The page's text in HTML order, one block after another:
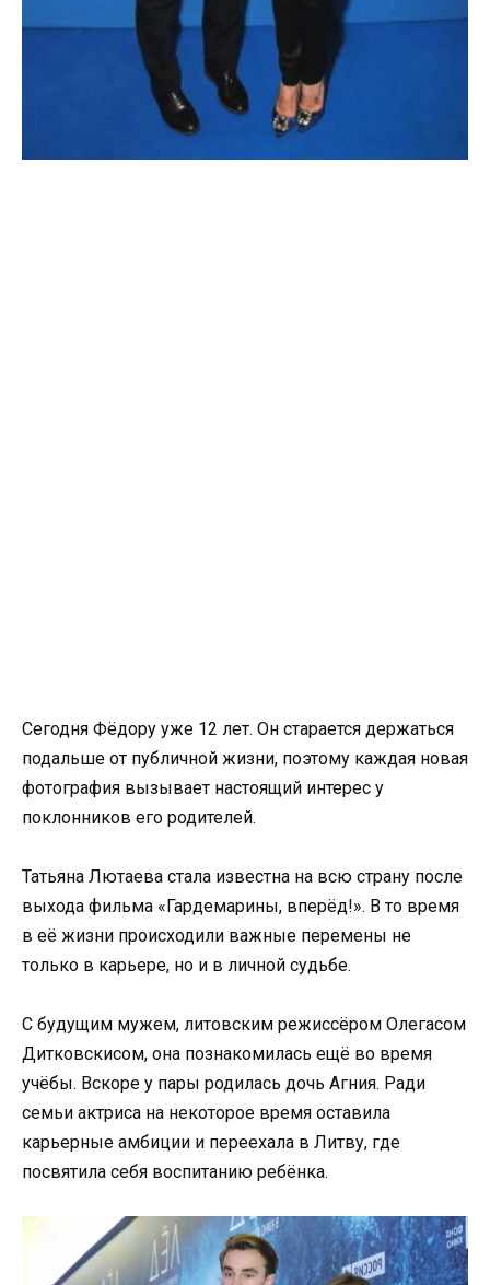
Сегодня Фёдору уже 12 лет. Он старается держаться
подальше от публичной жизни, поэтому каждая новая
фотография вызывает настоящий интерес у
поклонников его родителей.
Татьяна Лютаева стала известна на всю страну после
выхода фильма «Гардемарины, вперёд!». В то время
в её жизни происходили важные перемены не
только в карьере, но и в личной судьбе.
С будущим мужем, литовским режиссёром Олегасом
Дитковскисом, она познакомилась ещё во время
учёбы. Вскоре у пары родилась дочь Агния. Ради
семьи актриса на некоторое время оставила
карьерные амбиции и переехала в Литву, где
посвятила себя воспитанию ребёнка.